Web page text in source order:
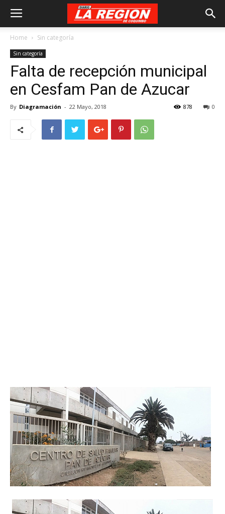
Home Sin categoría
Sin categoría
Falta de recepción municipal
en Cesfam Pan de Azucar
By Diagramación - 22 Mayo, 2018 0
878